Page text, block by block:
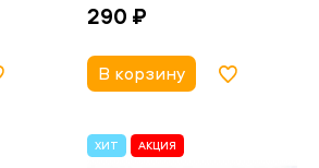
290 ₽
В корзину
ХИТ АКЦИЯ